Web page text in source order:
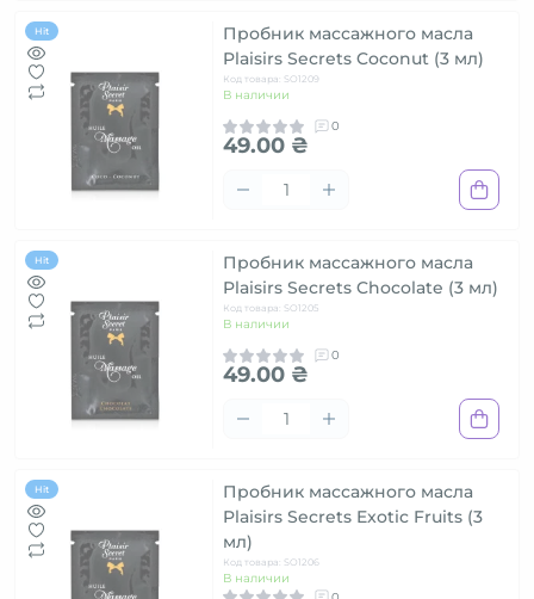
Hit
Пробник массажного масла
Plaisirs Secrets Coconut (3 мл)
Код товара: SO1209
В наличии
0
49.00 ₴
Hit
Пробник массажного масла
Plaisirs Secrets Chocolate (3 мл)
Код товара: SO1205
В наличии
0
49.00 ₴
Hit
Пробник массажного масла
Plaisirs Secrets Exotic Fruits (3
мл)
Код товара: SO1206
В наличии